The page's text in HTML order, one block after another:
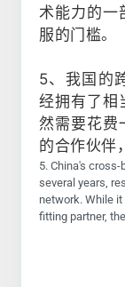
术能力的一
服的门槛。
5、我国的
经拥有了相
然需要花费
的合作伙伴
5. China's
several years,
network. While
fitting partner,